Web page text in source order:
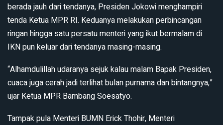
berada jauh dari tendanya, Presiden Jokowi menghampiri
tenda Ketua MPR RI. Keduanya melakukan perbincangan
ringan hingga satu persatu menteri yang ikut bermalam di
IKN pun keluar dari tendanya masing-masing.
“Alhamdulillah udaranya sejuk kalau malam Bapak Presiden,
cuaca juga cerah jadi terlihat bulan purnama dan bintangnya,”
ujar Ketua MPR Bambang Soesatyo.
Tampak pula Menteri BUMN Erick Thohir, Menteri